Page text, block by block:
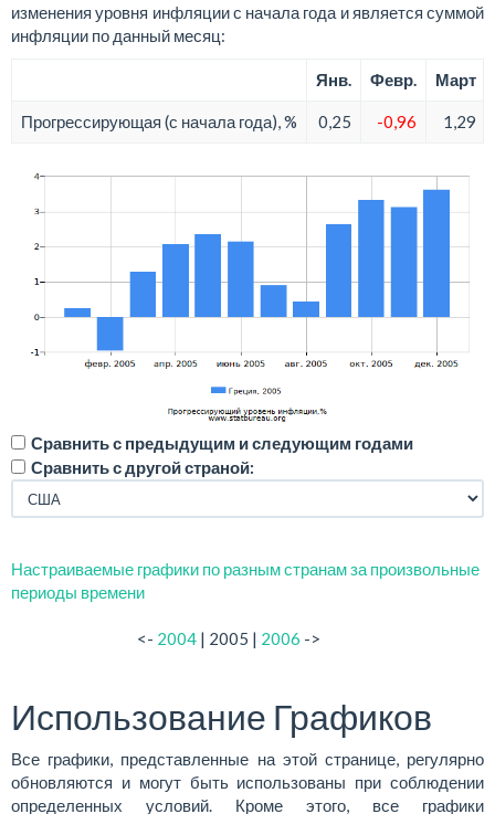
изменения уровня инфляции с начала года и является суммой
инфляции по данный месяц:
Янв. Февр. Март
Прогрессирующая (с начала года), % 0,25 -0,96 1,29
Сравнить с предыдущим и следующим годами
Сравнить с другой страной:
Настраиваемые графики по разным странам за произвольные
периоды времени
<- 2004 | 2005 | 2006 ->
Использование Графиков
Все графики, представленные на этой странице, регулярно
обновляются и могут быть использованы при соблюдении
определенных условий. Кроме этого, все графики